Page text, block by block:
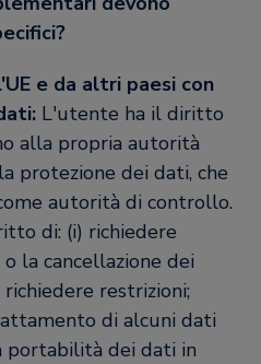
e da altri paesi con
L'utente ha il diritto
alla propria autorità
protezione dei dati, che
autorità di controllo.
di: (i) richiedere
la cancellazione dei
restrizioni;
di alcuni dati
portabilità dei dati in